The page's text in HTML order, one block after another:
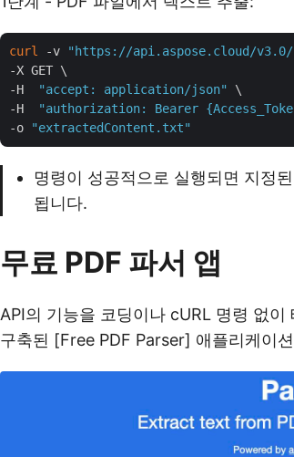
curl -v "https://api.aspose.cloud/v3.0/
-X GET \
-H
"accept: application/json"
\
-H
"authorization: Bearer
-o
"extractedContent.txt"
명령이 성공적으로 실행되면 지정
됩니다.
무료 PDF 파서 앱
API의 기능을 코딩이나 cURL 명령 없이
구축된 [Free PDF Parser] 애플리케이